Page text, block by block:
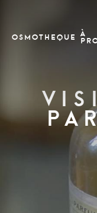
OSMOTHEQUE À